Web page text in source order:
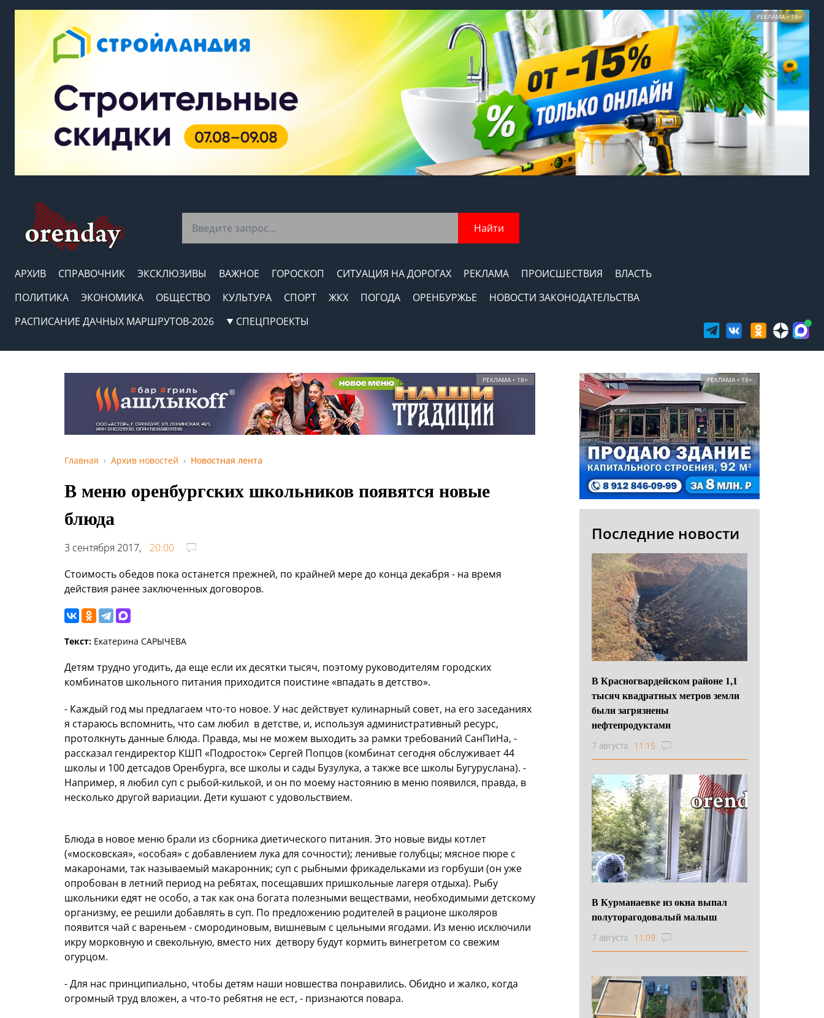
РЕКЛАМА • 18+
Найти
АРХИВ СПРАВОЧНИК ЭКСКЛЮЗИВЫ ВАЖНОЕ ГОРОСКОП СИТУАЦИЯ НА ДОРОГАХ РЕКЛАМА ПРОИСШЕСТВИЯ
ВЛАСТЬ
ПОЛИТИКА
ЭКОНОМИКА ОБЩЕСТВО КУЛЬТУРА СПОРТ ЖКХ ПОГОДА ОРЕНБУРЖЬЕ
НОВОСТИ ЗАКОНОДАТЕЛЬСТВА
РАСПИСАНИЕ ДАЧНЫХ МАРШРУТОВ-2026
СПЕЦПРОЕКТЫ
РЕКЛАМА • 18+
Главная Архив новостей Новостная лента
В меню оренбургских школьников появятся новые
блюда
3 сентября 2017,
20:00
Стоимость обедов пока останется прежней, по крайней мере до конца декабря - на время
действия ранее заключенных договоров.
Текст: Екатерина САРЫЧЕВА
Детям трудно угодить, да еще если их десятки тысяч, поэтому руководителям городских
комбинатов школьного питания приходится поистине «впадать в детство».
- Каждый год мы предлагаем что-то новое. У нас действует кулинарный совет, на его заседаниях
я стараюсь вспомнить, что сам любил в детстве, и, используя административный ресурс,
протолкнуть данные блюда. Правда, мы не можем выходить за рамки требований СанПиНа, -
рассказал гендиректор КШП «Подросток» Сергей Попцов (комбинат сегодня обслуживает 44
школы и 100 детсадов Оренбурга, все школы и сады Бузулука, а также все школы Бугуруслана). -
Например, я любил суп с рыбой-килькой, и он по моему настоянию в меню появился, правда, в
несколько другой вариации. Дети кушают с удовольствием.
Блюда в новое меню брали из сборника диетического питания. Это новые виды котлет
(«московская», «особая» с добавлением лука для сочности); ленивые голубцы; мясное пюре с
макаронами, так называемый макаронник; суп с рыбными фрикадельками из горбуши (он уже
опробован в летний период на ребятах, посещавших пришкольные лагеря отдыха). Рыбу
школьники едят не особо, а так как она богата полезными веществами, необходимыми детскому
организму, ее решили добавлять в суп. По предложению родителей в рационе школяров
появится чай с вареньем - смородиновым, вишневым с цельными ягодами. Из меню исключили
икру морковную и свекольную, вместо них детвору будут кормить винегретом со свежим
огурцом.
- Для нас принципиально, чтобы детям наши новшества понравились. Обидно и жалко, когда
огромный труд вложен, а что-то ребятня не ест, - признаются повара.
РЕКЛАМА • 18+
Последние новости
В Красногвардейском районе 1,1
тысяч квадратных метров земли
были загрязнены
нефтепродуктами
7 августа 11:15
В Курманаевке из окна выпал
полуторагодовалый малыш
7 августа 11:09